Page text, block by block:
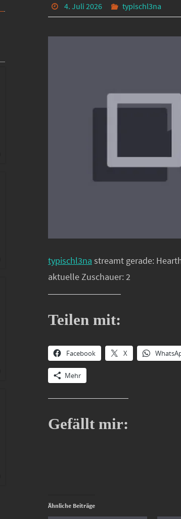
4. Juli 2026 typischl3na
typischl3na streamt gerade:
aktuelle Zuschauer: 2
Teilen mit:
Facebook X
Mehr
Gefällt mir:
Ähnliche Beiträge